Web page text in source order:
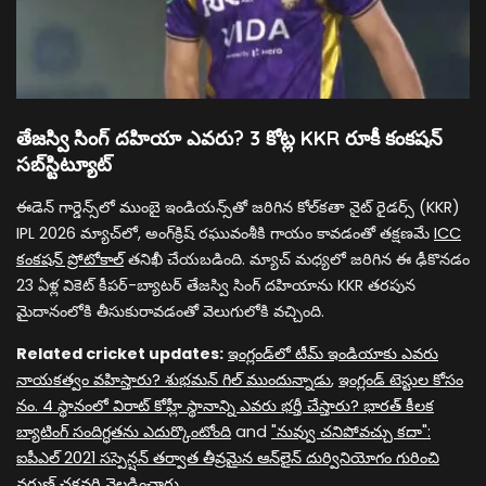
తేజస్వి సింగ్ దహియా ఎవరు? 3 కోట్ల KKR రూకీ కంకషన్
సబ్‌స్టిట్యూట్
ఈడెన్ గార్డెన్స్‌లో ముంబై ఇండియన్స్‌తో జరిగిన కోల్‌కతా నైట్ రైడర్స్ (KKR)
IPL 2026 మ్యాచ్‌లో, అంగ్‌క్రిష్ రఘువంశీకి గాయం కావడంతో తక్షణమే ICC
కంకషన్ ప్రోటోకాల్తనిఖీ చేయబడింది. మ్యాచ్ మధ్యలో జరిగిన ఈ ఢీకొనడం
23 ఏళ్ల వికెట్ కీపర్-బ్యాటర్ తేజస్వి సింగ్ దహియాను KKR తరపున
మైదానంలోకి తీసుకురావడంతో వెలుగులోకి వచ్చింది.
Related cricket updates: ఇంగ్లండ్‌లో టీమ్ ఇండియాకు ఎవరు
నాయకత్వం వహిస్తారు? శుభమన్ గిల్ ముందున్నాడు, ఇంగ్లండ్ టెస్టుల కోసం
నం. 4 స్థానంలో విరాట్ కోహ్లీ స్థానాన్ని ఎవరు భర్తీ చేస్తారు? భారత్ కీలక
బ్యాటింగ్ సందిగ్ధతను ఎదుర్కొంటోంది and "నువ్వు చనిపోవచ్చు కదా":
ఐపీఎల్ 2021 సస్పెన్షన్ తర్వాత తీవ్రమైన ఆన్‌లైన్ దుర్వినియోగం గురించి